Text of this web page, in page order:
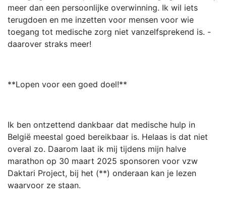
meer dan een persoonlijke overwinning. Ik wil iets
terugdoen en me inzetten voor mensen voor wie
toegang tot medische zorg niet vanzelfsprekend is. -
daarover straks meer!
**Lopen voor een goed doel!**
Ik ben ontzettend dankbaar dat medische hulp in
België meestal goed bereikbaar is. Helaas is dat niet
overal zo. Daarom laat ik mij tijdens mijn halve
marathon op 30 maart 2025 sponsoren voor vzw
Daktari Project, bij het (**) onderaan kan je lezen
waarvoor ze staan.